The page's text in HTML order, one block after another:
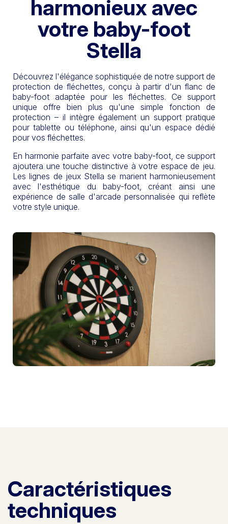
harmonieux avec
votre baby-foot
Stella
Découvrez l'élégance sophistiquée de notre support de
protection de fléchettes, conçu à partir d'un flanc de
baby-foot adaptée pour les fléchettes. Ce support
unique offre bien plus qu'une simple fonction de
protection – il intègre également un support pratique
pour tablette ou téléphone, ainsi qu'un espace dédié
pour vos fléchettes.
En harmonie parfaite avec votre baby-foot, ce support
ajoutera une touche distinctive à votre espace de jeu.
Les lignes de jeux Stella se marient harmonieusement
avec l'esthétique du baby-foot, créant ainsi une
expérience de salle d'arcade personnalisée qui reflète
votre style unique.
Caractéristiques
techniques